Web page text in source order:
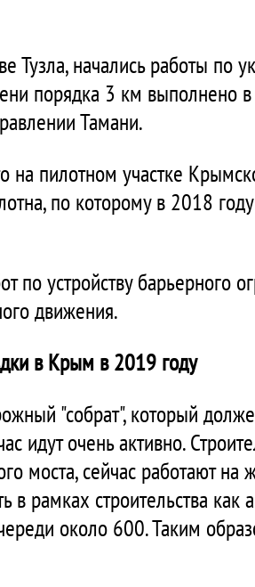
Тузла, начались работы по
порядка 3 км выполнено
Тамани.
на пилотном участке
по которому в 2018
по устройству барьерного
движения.
в Крым в 2019 году
"собрат", который
идут очень активно.
моста, сейчас работают
в рамках строительства как
около 600. Таким